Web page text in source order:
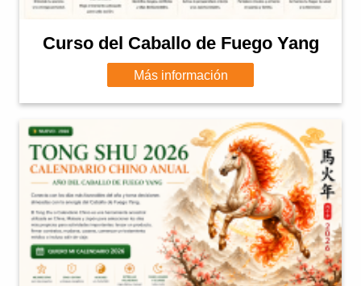
Curso del Caballo de Fuego Yang
Más información